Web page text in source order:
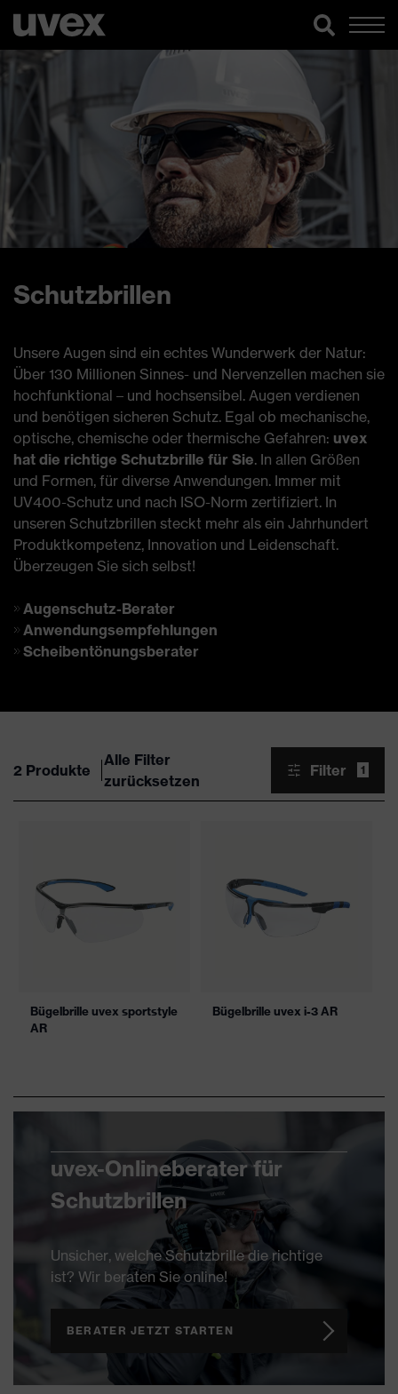
Schutzbrillen
Unsere Augen sind ein echtes Wunderwerk der Natur:
Über 130 Millionen Sinnes- und Nervenzellen machen sie
hochfunktional – und hochsensibel. Augen verdienen
und benötigen sicheren Schutz. Egal ob mechanische,
optische, chemische oder thermische Gefahren: uvex
hat die richtige Schutzbrille für Sie. In allen Größen
und Formen, für diverse Anwendungen. Immer mit
UV400-Schutz und nach ISO-Norm zertifiziert. In
unseren Schutzbrillen steckt mehr als ein Jahrhundert
Produktkompetenz, Innovation und Leidenschaft.
Überzeugen Sie sich selbst!
Augenschutz-Berater
Anwendungsempfehlungen
Scheibentönungsberater
2 Produkte
Alle Filter
zurücksetzen
Filter 1
Bügelbrille uvex sportstyle
AR
Bügelbrille uvex i-3 AR
uvex-Onlineberater für
Schutzbrillen
Unsicher, welche Schutzbrille die richtige
ist? Wir beraten Sie online!
BERATER JETZT STARTEN